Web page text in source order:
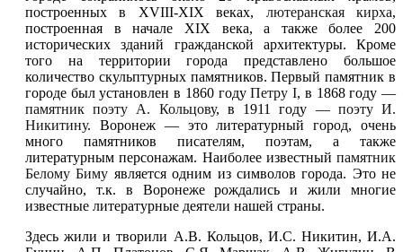
построенных в XVIII-XIX веках, лютеранская кирха,
построенная в начале XIX века, а также более 200
исторических зданий гражданской архитектуры. Кроме
того на территории города представлено большое
количество скульптурных памятников. Первый памятник в
городе был установлен в 1860 годуПетру I, в 1868 году —
памятник поэту А. Кольцову, в 1911 году — поэту И.
Никитину. Воронеж — это литературный город, очень
много памятников писателям, поэтам, а также
литературным персонажам. Наиболее известный памятник
Белому Биму является одним из символов города. Это не
случайно, т.к. в Воронеже рождались и жили многие
известные литературные деятели нашей страны.
Здесь жили и творили А.В. Кольцов, И.С. Никитин, И.А.